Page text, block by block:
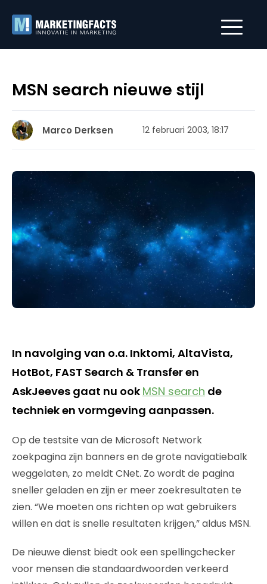
MSN search nieuwe stijl
Marco Derksen 12 februari 2003, 18:17
In navolging van o.a. Inktomi, AltaVista,
HotBot, FAST Search & Transfer en
AskJeeves gaat nu ook MSN search de
techniek en vormgeving aanpassen.
Op de testsite van de Microsoft Network
zoekpagina zijn banners en de grote navigatiebalk
weggelaten, zo meldt CNet. Zo wordt de pagina
sneller geladen en zijn er meer zoekresultaten te
zien. “We moeten ons richten op wat gebruikers
willen en dat is snelle resultaten krijgen,” aldus MSN.
De nieuwe dienst biedt ook een spellingchecker
voor mensen die standaardwoorden verkeerd